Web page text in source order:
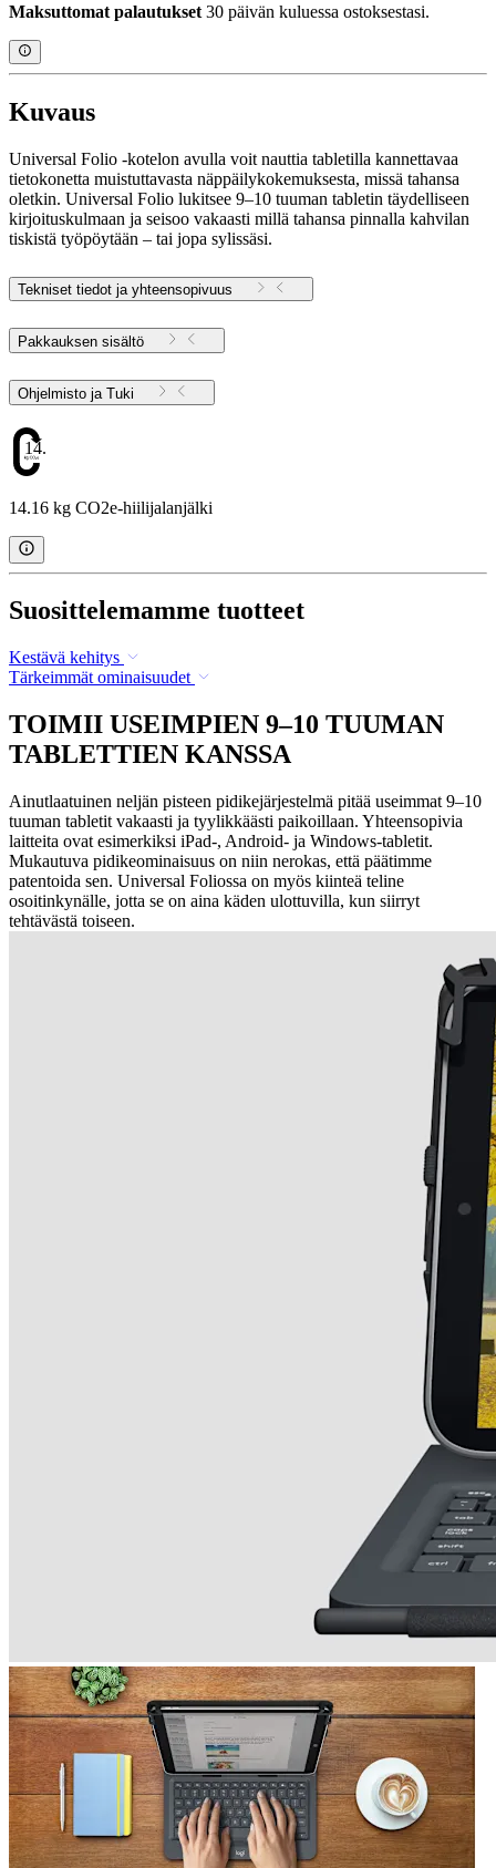
Maksuttomat palautukset 30 päivän kuluessa ostoksestasi.
Kuvaus
Universal Folio -kotelon avulla voit nauttia tabletilla kannettavaa
tietokonetta muistuttavasta näppäilykokemuksesta, missä tahansa
oletkin. Universal Folio lukitsee 9–10 tuuman tabletin täydelliseen
kirjoituskulmaan ja seisoo vakaasti millä tahansa pinnalla kahvilan
tiskistä työpöytään – tai jopa sylissäsi.
Tekniset tiedot ja yhteensopivuus
Pakkauksen sisältö
Ohjelmisto ja Tuki
14.16
14.16 kg CO2e-hiilijalanjälki
Suosittelemamme tuotteet
Kestävä kehitys
Tärkeimmät ominaisuudet
TOIMII USEIMPIEN 9–10 TUUMAN
TABLETTIEN KANSSA
Ainutlaatuinen neljän pisteen pidikejärjestelmä pitää useimmat 9–10
tuuman tabletit vakaasti ja tyylikkäästi paikoillaan. Yhteensopivia
laitteita ovat esimerkiksi iPad-, Android- ja Windows-tabletit.
Mukautuva pidikeominaisuus on niin nerokas, että päätimme
patentoida sen. Universal Foliossa on myös kiinteä teline
osoitinkynälle, jotta se on aina käden ulottuvilla, kun siirryt
tehtävästä toiseen.